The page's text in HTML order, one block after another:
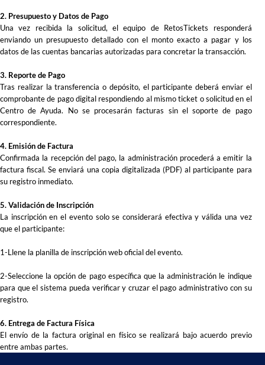
2. Presupuesto y Datos de Pago
Una vez recibida la solicitud, el equipo de RetosTickets responderá
enviando un presupuesto detallado con el monto exacto a pagar y los
datos de las cuentas bancarias autorizadas para concretar la transacción.
3. Reporte de Pago
Tras realizar la transferencia o depósito, el participante deberá enviar el
comprobante de pago digital respondiendo al mismo ticket o solicitud en el
Centro de Ayuda. No se procesarán facturas sin el soporte de pago
correspondiente.
4. Emisión de Factura
Confirmada la recepción del pago, la administración procederá a emitir la
factura fiscal. Se enviará una copia digitalizada (PDF) al participante para
su registro inmediato.
5. Validación de Inscripción
La inscripción en el evento solo se considerará efectiva y válida una vez
que el participante:
1-Llene la planilla de inscripción web oficial del evento.
2-Seleccione la opción de pago específica que la administración le indique
para que el sistema pueda verificar y cruzar el pago administrativo con su
registro.
6. Entrega de Factura Física
El envío de la factura original en físico se realizará bajo acuerdo previo
entre ambas partes.